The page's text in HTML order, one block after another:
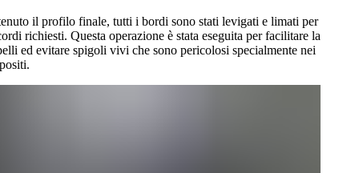
il profilo finale, tutti i bordi sono stati levigati e limati per
richiesti. Questa operazione è stata eseguita per facilitare la
ed evitare spigoli vivi che sono pericolosi specialmente nei